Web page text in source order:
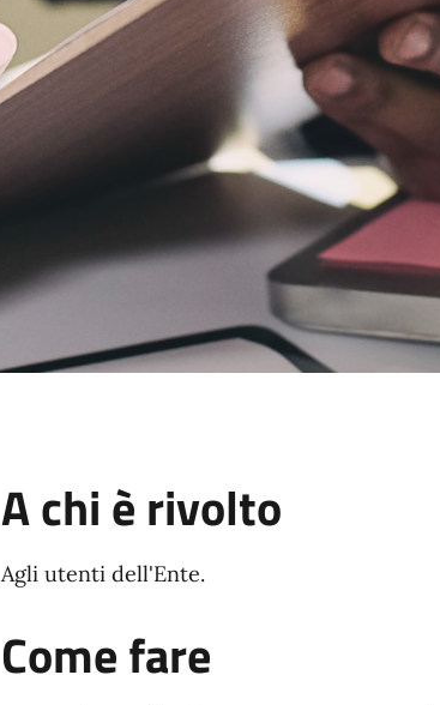
A chi è rivolto
Agli utenti dell'Ente.
Come fare